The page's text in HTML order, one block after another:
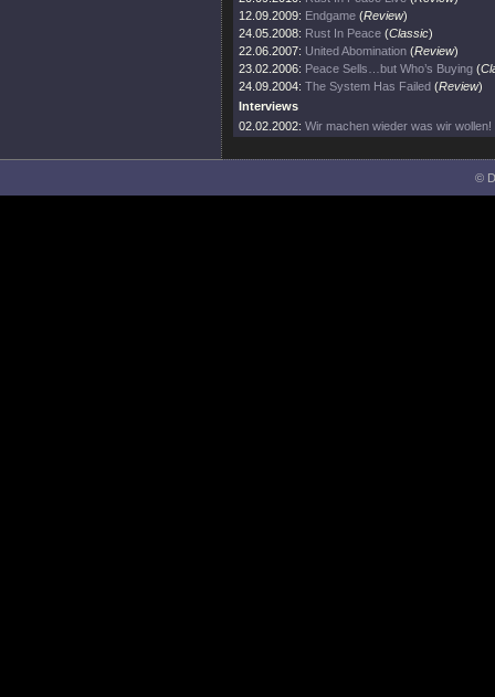
12.09.2009: Endgame (Review)
24.05.2008: Rust In Peace (Classic)
22.06.2007: United Abomination (Review)
23.02.2006: Peace Sells…but Who’s Buying (
24.09.2004: The System Has Failed (Review)
Interviews
02.02.2002: Wir machen wieder was wir wollen!
©